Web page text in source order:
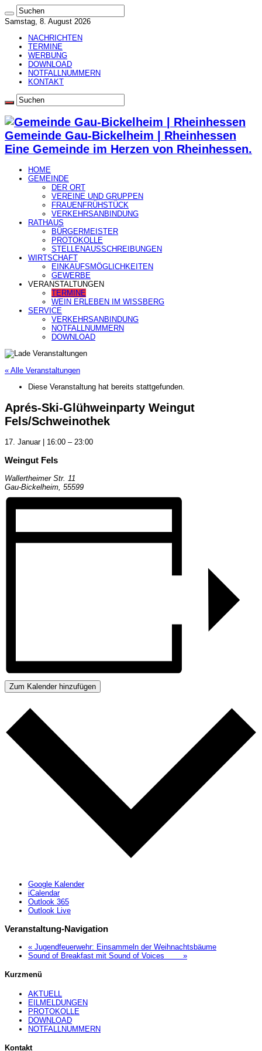
Samstag, 8. August 2026
NACHRICHTEN
TERMINE
WERBUNG
DOWNLOAD
NOTFALLNUMMERN
KONTAKT
Gemeinde Gau-Bickelheim | Rheinhessen
Eine Gemeinde im Herzen von Rheinhessen.
HOME
GEMEINDE
DER ORT
VEREINE UND GRUPPEN
FRAUENFRÜHSTÜCK
VERKEHRSANBINDUNG
RATHAUS
BÜRGERMEISTER
PROTOKOLLE
STELLENAUSSCHREIBUNGEN
WIRTSCHAFT
EINKAUFSMÖGLICHKEITEN
GEWERBE
VERANSTALTUNGEN
TERMINE
WEIN ERLEBEN IM WISSBERG
SERVICE
VERKEHRSANBINDUNG
NOTFALLNUMMERN
DOWNLOAD
« Alle Veranstaltungen
Diese Veranstaltung hat bereits stattgefunden.
Aprés-Ski-Glühweinparty Weingut
Fels/Schweinothek
17. Januar | 16:00 – 23:00
Weingut Fels
Wallertheimer Str. 11
Gau-Bickelheim, 55599
Zum Kalender hinzufügen
Google Kalender
iCalendar
Outlook 365
Outlook Live
Veranstaltung-Navigation
« Jugendfeuerwehr: Einsammeln der Weihnachtsbäume
Sound of Breakfast mit Sound of Voices »
Kurzmenü
AKTUELL
EILMELDUNGEN
PROTOKOLLE
DOWNLOAD
NOTFALLNUMMERN
Kontakt